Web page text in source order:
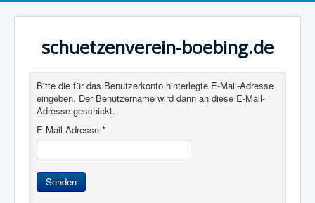
schuetzenverein-boebing.de
Bitte die für das Benutzerkonto hinterlegte E-Mail-Adresse
eingeben. Der Benutzername wird dann an diese E-Mail-
Adresse geschickt.
E-Mail-Adresse *
Senden